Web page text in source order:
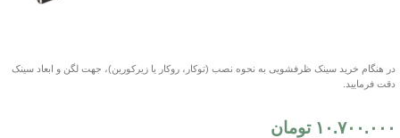
در هنگام خرید سینک ظرفشویی به نحوه نصب (توکار، روکار یا زیرکورین)، جهت لگن و ابعاد سینک
دقت فرمایید.
۱۰.۷۰۰.۰۰۰ تومان